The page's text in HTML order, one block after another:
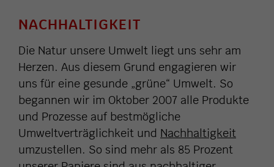
NACHHALTIGKEIT
Die Natur unsere Umwelt liegt uns sehr am
Herzen. Aus diesem Grund engagieren wir
uns für eine gesunde „grüne“ Umwelt. So
begannen wir im Oktober 2007 alle Produkte
und Prozesse auf bestmögliche
Umweltverträglichkeit und Nachhaltigkeit
umzustellen. So sind mehr als 85 Prozent